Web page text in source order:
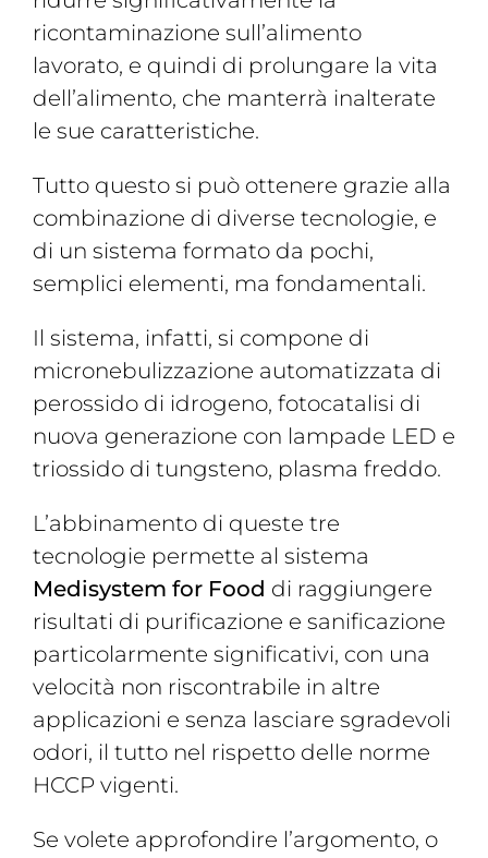
ricontaminazione sull’alimento
lavorato, e quindi di prolungare la vita
dell’alimento, che manterrà inalterate
le sue caratteristiche.
Tutto questo si può ottenere grazie alla
combinazione di diverse tecnologie, e
di un sistema formato da pochi,
semplici elementi, ma fondamentali.
Il sistema, infatti, si compone di
micronebulizzazione automatizzata di
perossido di idrogeno, fotocatalisi di
nuova generazione con lampade LED e
triossido di tungsteno, plasma freddo.
L’abbinamento di queste tre
tecnologie permette al sistema
Medisystem for Food di raggiungere
risultati di purificazione e sanificazione
particolarmente significativi, con una
velocità non riscontrabile in altre
applicazioni e senza lasciare sgradevoli
odori, il tutto nel rispetto delle norme
HCCP vigenti.
Se volete approfondire l’argomento, o